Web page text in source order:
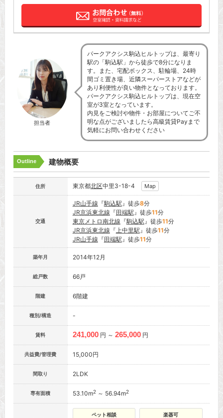
担当者
パークアクシス駒込ヒルトップは、最寄り
駅の「駒込駅」から徒歩で8分になりま
す。また、宅配ボックス、駐輪場、24時
間ゴミ置き場、近隣スーパーストアなどが
あり利便性が良い物件となっております。
パークアクシス駒込ヒルトップは、現在空
室が3室となっています。
内見をご検討や物件・お部屋についてご不
明な点がございましたら高級賃貸Payまで
気軽にお問い合わせください
Outline 建物概要
住所 東京都北区中里3-18-4 Map
交通
JR山手線 『駒込駅』徒歩8分
JR京浜東北線 『田端駅』徒歩11分
東京メトロ南北線 『駒込駅』徒歩11分
JR京浜東北線 『上中里駅』徒歩11分
JR山手線 『田端駅』徒歩11分
築年月 2014年12月
総戸数 66戸
階建 6階建
種別/構造 -
賃料 241,000 円 ～ 265,000 円
共益費/管理費 15,000円
間取り 2LDK
専有面積 53.10m2～ 56.94m2
ペット相談 楽器可